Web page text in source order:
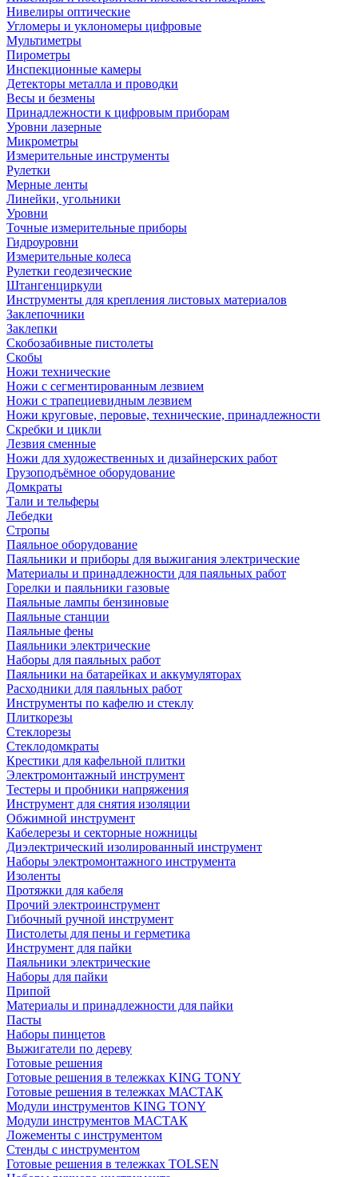
Нивелиры оптические
Угломеры и уклономеры цифровые
Мультиметры
Пирометры
Инспекционные камеры
Детекторы металла и проводки
Весы и безмены
Принадлежности к цифровым приборам
Уровни лазерные
Микрометры
Измерительные инструменты
Рулетки
Мерные ленты
Линейки, угольники
Уровни
Точные измерительные приборы
Гидроуровни
Измерительные колеса
Рулетки геодезические
Штангенциркули
Инструменты для крепления листовых материалов
Заклепочники
Заклепки
Скобозабивные пистолеты
Скобы
Ножи технические
Ножи с сегментированным лезвием
Ножи с трапециевидным лезвием
Ножи круговые, перовые, технические, принадлежности
Скребки и цикли
Лезвия сменные
Ножи для художественных и дизайнерских работ
Грузоподъёмное оборудование
Домкраты
Тали и тельферы
Лебедки
Стропы
Паяльное оборудование
Паяльники и приборы для выжигания электрические
Материалы и принадлежности для паяльных работ
Горелки и паяльники газовые
Паяльные лампы бензиновые
Паяльные станции
Паяльные фены
Паяльники электрические
Наборы для паяльных работ
Паяльники на батарейках и аккумуляторах
Расходники для паяльных работ
Инструменты по кафелю и стеклу
Плиткорезы
Стеклорезы
Стеклодомкраты
Крестики для кафельной плитки
Электромонтажный инструмент
Тестеры и пробники напряжения
Инструмент для снятия изоляции
Обжимной инструмент
Кабелерезы и секторные ножницы
Диэлектрический изолированный инструмент
Наборы электромонтажного инструмента
Изоленты
Протяжки для кабеля
Прочий электроинструмент
Гибочный ручной инструмент
Пистолеты для пены и герметика
Инструмент для пайки
Паяльники электрические
Наборы для пайки
Припой
Материалы и принадлежности для пайки
Пасты
Наборы пинцетов
Выжигатели по дереву
Готовые решения
Готовые решения в тележках KING TONY
Готовые решения в тележках МАСТАК
Модули инструментов KING TONY
Модули инструментов МАСТАК
Ложементы с инструментом
Стенды с инструментом
Готовые решения в тележках TOLSEN